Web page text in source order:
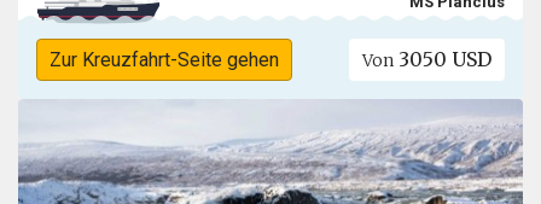
Zur Kreuzfahrt-Seite gehen Von 3050 USD